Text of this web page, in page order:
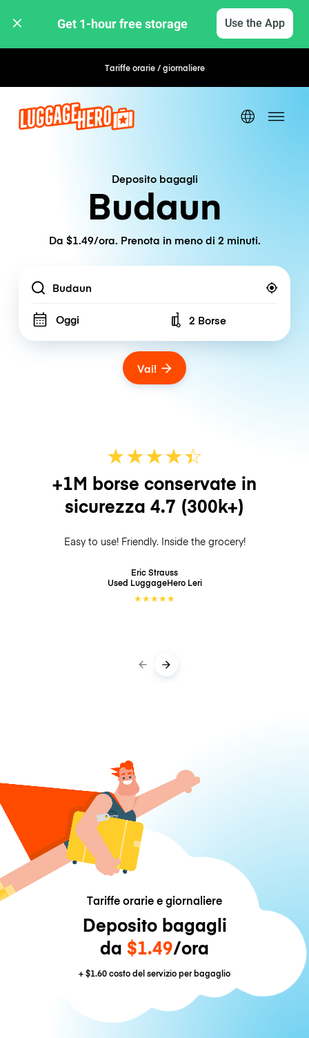
Get 1-hour free storage Use the App
Tariffe orarie / giornaliere
Deposito bagagli
Budaun
Da $1.49/ora. Prenota in meno di 2 minuti.
Location
Oggi Number of bags
2 Borse
Vai!
★★★★☆
★
+1M borse conservate in
sicurezza 4.7 (300k+)
Easy to use! Friendly. Inside the grocery!
Eric Strauss
Used LuggageHero Leri
★★★★★
Tariffe orarie e giornaliere
Deposito bagagli
da $1.49/ora
+$1.60costo del servizio per bagaglio